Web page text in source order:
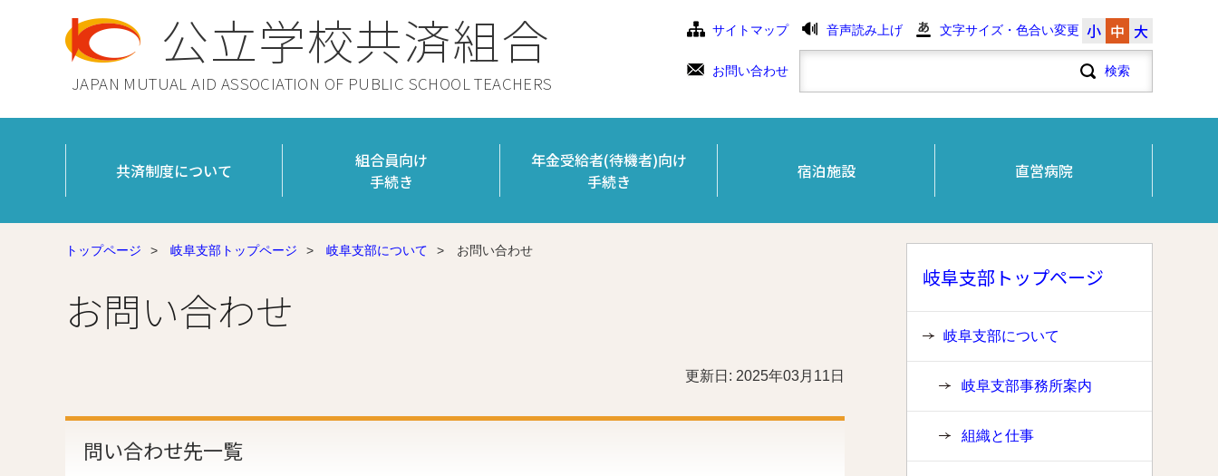
公立学校共済組合
JAPAN MUTUAL AID ASSOCIATION OF PUBLIC SCHOOL TEACHERS
サイトマップ 音声読み上げ 文字サイズ・色合い変更 小 中 大
お問い合わせ
共済制度について
組合員向け
手続き
年金受給者(待機者)向け
手続き
宿泊施設 直営病院
トップページ > 岐阜支部トップページ > 岐阜支部について > お問い合わせ
お問い合わせ
更新日: 2025年03月11日
問い合わせ先一覧
岐阜支部トップページ
岐阜支部について
岐阜支部事務所案内
組織と仕事